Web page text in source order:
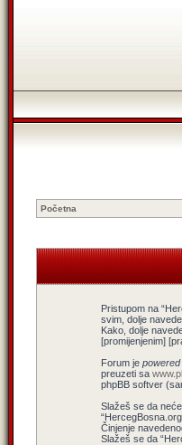
Početna
Pristupom na
svim, dolje
Kako, dolje
[promijenjenim]
Forum je
preuzeti sa
phpBB softver
Slažeš se da
Činjenje
Slažeš se da